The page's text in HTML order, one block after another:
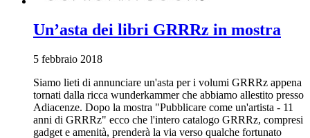
Un’asta dei libri GRRRz in mostra
5 febbraio 2018
Siamo lieti di annunciare un'asta per i volumi GRRRz appena
tornati dalla ricca wunderkammer che abbiamo allestito presso
Adiacenze. Dopo la mostra "Pubblicare come un'artista - 11
anni di GRRRz" ecco che l'intero catalogo GRRRz, compresi
gadget e amenità, prenderà la via verso qualche fortunato